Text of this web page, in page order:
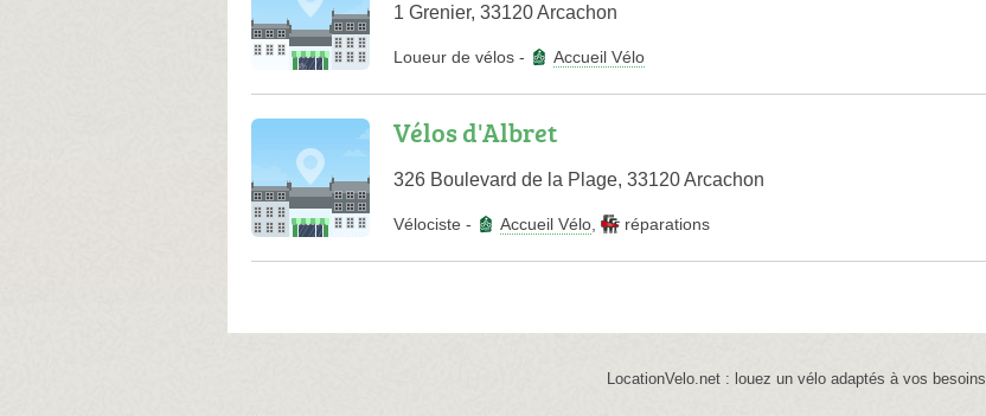
1 Grenier, 33120 Arcachon
Loueur de vélos - Accueil Vélo
Vélos d'Albret
326 Boulevard de la Plage, 33120 Arcachon
Vélociste - Accueil Vélo réparations
LocationVelo.net : louez un vélo adaptés à vos besoins